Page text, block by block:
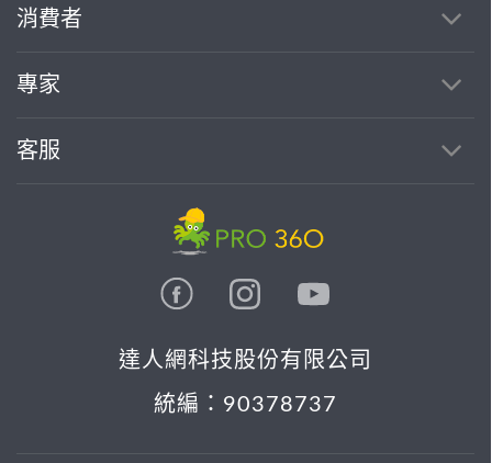
消費者
專家
客服
達人網科技股份有限公司
統編：90378737